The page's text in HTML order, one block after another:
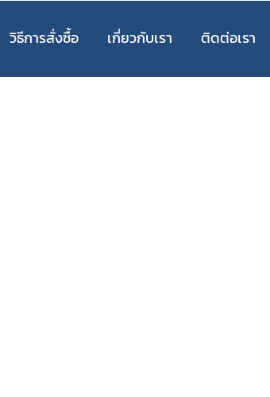
วิธีการสั่งซื้อ เกี่ยวกับเรา ติดต่อเรา